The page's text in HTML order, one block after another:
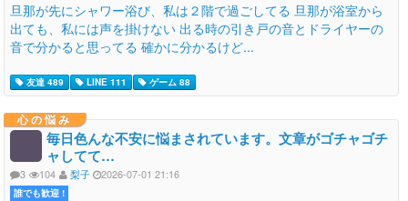
旦那が先にシャワー浴び、私は２階で過ごしてる 旦那が浴室から
出ても、私には声を掛けない 出る時の引き戸の音とドライヤーの
音で分かると思ってる 確かに分かるけど...
友達 489 LINE 111 ゲーム 88
心の悩み
毎日色んな不安に悩まされています。文章がゴチャゴチ
ャしてて…
3 104 梨子 2026-07-01 21:16
誰でも歓迎 !